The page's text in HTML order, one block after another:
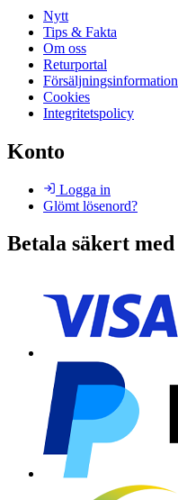
Nytt
Tips & Fakta
Om oss
Returportal
Försäljningsinformation
Cookies
Integritetspolicy
Konto
Logga in
Glömt lösenord?
Betala säkert med